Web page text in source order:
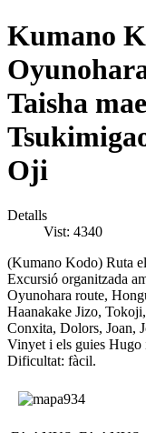
Kumano
Taisha
Oji
Detalls
Vist: 4340
(Kumano Kodo) Ruta
Excursió organitzada
Oyunohara route,
Haanakake Jizo,
Conxita, Dolors, Joan,
Vinyet i els guies Hugo
Dificultat: fàcil.